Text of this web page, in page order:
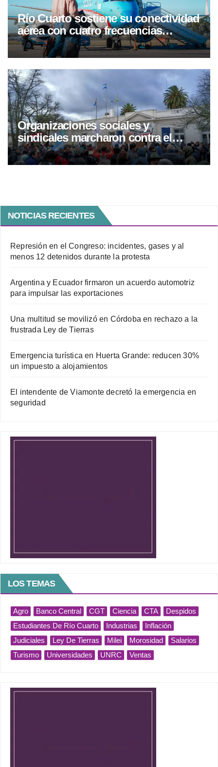
Río Cuarto sostiene su conectividad
aérea con cuatro frecuencias
semanales hacia Buenos Aires
Organizaciones sociales y
sindicales marcharon contra el
proyecto de inviolavilidad de
propiedad privada
NOTICIAS RECIENTES
Represión en el Congreso: incidentes, gases y al
menos 12 detenidos durante la protesta
Argentina y Ecuador firmaron un acuerdo automotriz
para impulsar las exportaciones
Una multitud se movilizó en Córdoba en rechazo a la
frustrada Ley de Tierras
Emergencia turística en Huerta Grande: reducen 30%
un impuesto a alojamientos
El intendente de Viamonte decretó la emergencia en
seguridad
LOS TEMAS
Agro Banco Central CGT Ciencia CTA
Despidos
Estudiantes De Río Cuarto
Industrias
Inflación
Judiciales
Ley De Tierras Milei Morosidad
Salarios
Turismo
Universidades UNRC Ventas